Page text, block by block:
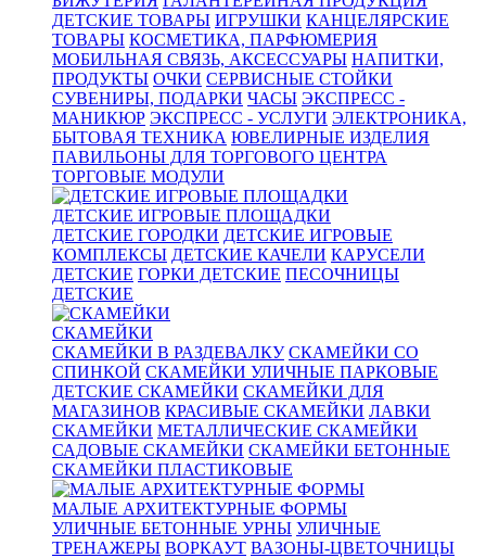
ДЕТСКИЕ ТОВАРЫ ИГРУШКИ КАНЦЕЛЯРСКИЕ
ТОВАРЫ КОСМЕТИКА, ПАРФЮМЕРИЯ
МОБИЛЬНАЯ СВЯЗЬ, АКСЕССУАРЫ НАПИТКИ,
ПРОДУКТЫ ОЧКИ СЕРВИСНЫЕ СТОЙКИ
СУВЕНИРЫ, ПОДАРКИ ЧАСЫ ЭКСПРЕСС -
МАНИКЮР ЭКСПРЕСС - УСЛУГИ ЭЛЕКТРОНИКА,
БЫТОВАЯ ТЕХНИКА ЮВЕЛИРНЫЕ ИЗДЕЛИЯ
ПАВИЛЬОНЫ ДЛЯ ТОРГОВОГО ЦЕНТРА
ТОРГОВЫЕ МОДУЛИ
ДЕТСКИЕ ИГРОВЫЕ ПЛОЩАДКИ
ДЕТСКИЕ ГОРОДКИ ДЕТСКИЕ ИГРОВЫЕ
КОМПЛЕКСЫ ДЕТСКИЕ КАЧЕЛИ КАРУСЕЛИ
ДЕТСКИЕ ГОРКИ ДЕТСКИЕ ПЕСОЧНИЦЫ
ДЕТСКИЕ
СКАМЕЙКИ
СКАМЕЙКИ В РАЗДЕВАЛКУ СКАМЕЙКИ СО
СПИНКОЙ СКАМЕЙКИ УЛИЧНЫЕ ПАРКОВЫЕ
ДЕТСКИЕ СКАМЕЙКИ СКАМЕЙКИ ДЛЯ
МАГАЗИНОВ КРАСИВЫЕ СКАМЕЙКИ ЛАВКИ
СКАМЕЙКИ МЕТАЛЛИЧЕСКИЕ СКАМЕЙКИ
САДОВЫЕ СКАМЕЙКИ СКАМЕЙКИ БЕТОННЫЕ
СКАМЕЙКИ ПЛАСТИКОВЫЕ
МАЛЫЕ АРХИТЕКТУРНЫЕ ФОРМЫ
УЛИЧНЫЕ БЕТОННЫЕ УРНЫ УЛИЧНЫЕ
ТРЕНАЖЕРЫ ВОРКАУТ ВАЗОНЫ-ЦВЕТОЧНИЦЫ